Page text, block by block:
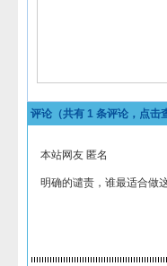
评论（共有 1 条评论，点击
本站网友 匿名
明确的谴责，谁最适合做